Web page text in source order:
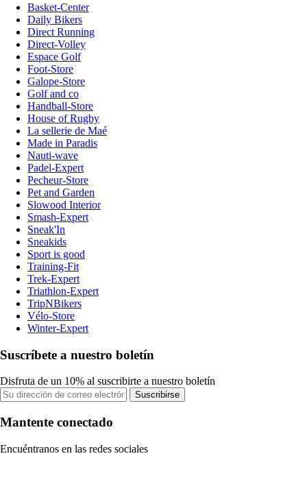
Basket-Center
Daily Bikers
Direct Running
Direct-Volley
Espace Golf
Foot-Store
Galope-Store
Golf and co
Handball-Store
House of Rugby
La sellerie de Maé
Made in Paradis
Nauti-wave
Padel-Expert
Pecheur-Store
Pet and Garden
Slowood Interior
Smash-Expert
Sneak'In
Sneakids
Sport is good
Training-Fit
Trek-Expert
Triathlon-Expert
TripNBikers
Vélo-Store
Winter-Expert
Suscríbete a nuestro boletín
Disfruta de un 10% al suscribirte a nuestro boletín
Suscribirse
Mantente conectado
Encuéntranos en las redes sociales